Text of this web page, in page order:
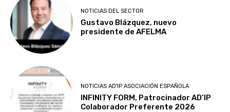
NOTICIAS DEL SECTOR
Gustavo Blázquez, nuevo
presidente de AFELMA
NOTICIAS AD'IP ASOCIACIÓN ESPAÑOLA
INFINITY FORM, Patrocinador AD’IP
Colaborador Preferente 2026